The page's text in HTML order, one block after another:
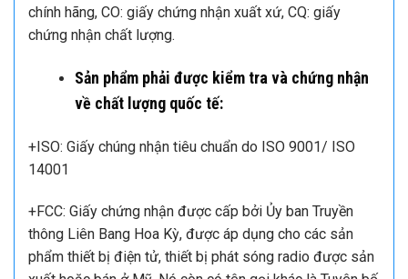
chính hãng, CO: giấy chứng nhận xuất xứ, CQ: giấy
chứng nhận chất lượng.
Sản phẩm phải được kiểm tra và chứng nhận
về chất lượng quốc tế:
+ISO: Giấy chúng nhận tiêu chuẩn do ISO 9001/ ISO
14001
+FCC: Giấy chứng nhận được cấp bởi Ủy ban Truyền
thông Liên Bang Hoa Kỳ, được áp dụng cho các sản
phẩm thiết bị điện tử, thiết bị phát sóng radio được sản